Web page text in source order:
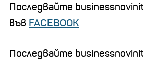
Последвайте
във FACEBOOK
Последвайте